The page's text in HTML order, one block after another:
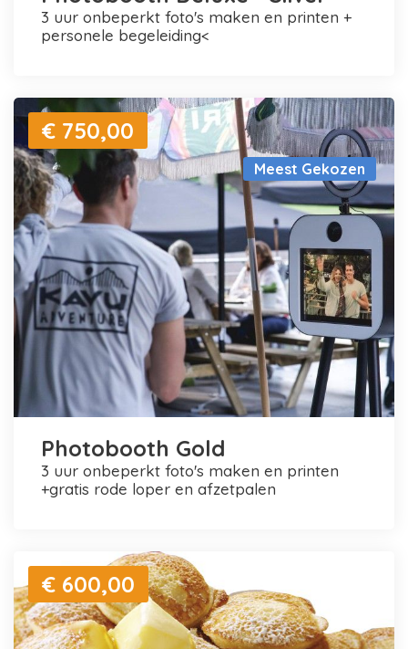
3 uur onbeperkt foto's maken en printen +
personele begeleiding<
Meest Gekozen
€ 750,00
Photobooth Gold
3 uur onbeperkt foto's maken en printen
+gratis rode loper en afzetpalen
€ 600,00